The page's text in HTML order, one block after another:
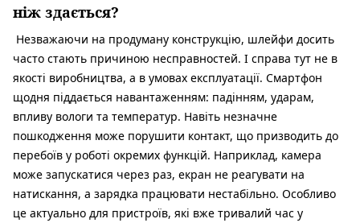
ніж здається?
Незважаючи на продуману конструкцію, шлейфи досить
часто стають причиною несправностей. І справа тут не в
якості виробництва, а в умовах експлуатації. Смартфон
щодня піддається навантаженням: падінням, ударам,
впливу вологи та температур. Навіть незначне
пошкодження може порушити контакт, що призводить до
перебоїв у роботі окремих функцій. Наприклад, камера
може запускатися через раз, екран не реагувати на
натискання, а зарядка працювати нестабільно. Особливо
це актуально для пристроїв, які вже тривалий час у